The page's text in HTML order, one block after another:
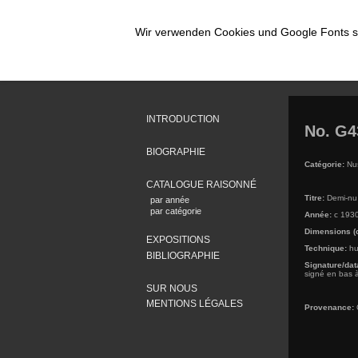
Wir verwenden Cookies und Google Fonts
INTRODUCTION
BIOGRAPHIE
CATALOGUE RAISONNÉ
par année
par catégorie
EXPOSITIONS
BIBLIOGRAPHIE
SUR NOUS
MENTIONS LÉGALES
No.
Catégorie:
Titre: Demi-nu
Année: c 1930
Dimensions
Technique:
Signature/
signé en bas
Provenance: